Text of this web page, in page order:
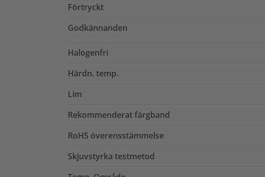
Förtryckt
Godkännanden
Halogenfri
Härdn. temp.
Lim
Rekommenderat färgband
RoHS överensstämmelse
Skjuvstyrka testmetod